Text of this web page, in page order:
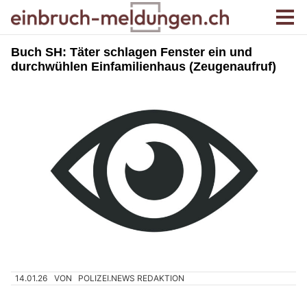
Buch SH: Täter schlagen Fenster ein und
durchwühlen Einfamilienhaus (Zeugenaufruf)
14.01.26 VON POLIZEI.NEWS REDAKTION